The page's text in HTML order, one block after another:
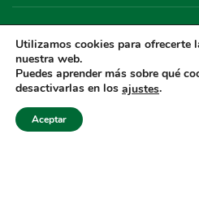
LENARD MX, S de RL de CV
Rio Atoyac 30. Parque
Cuautlancingo, 72730 Puebla
Utilizamos cookies para ofrecerte
nuestra web.
Puedes aprender más sobre qué
desactivarlas en los ajustes.
Aceptar